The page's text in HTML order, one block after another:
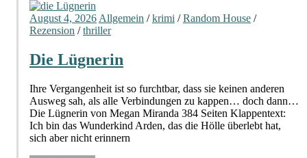
August 4, 2026 Allgemein /krimi /Random House /
Rezension /thriller
Die Lügnerin
Ihre Vergangenheit ist so furchtbar, dass sie keinen anderen
Ausweg sah, als alle Verbindungen zu kappen… doch dann…
Die Lügnerin von Megan Miranda 384 Seiten Klappentext:
Ich bin das Wunderkind Arden, das die Hölle überlebt hat,
sich aber nicht erinnern